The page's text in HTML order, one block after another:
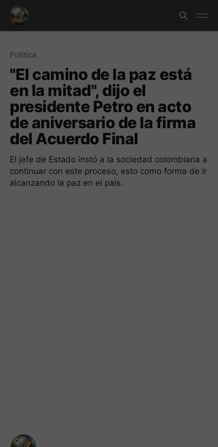
Política
"El camino de la paz está
en la mitad", dijo el
presidente Petro en acto
de aniversario de la firma
del Acuerdo Final
El jefe de Estado instó a la sociedad colombiana a
continuar con este proceso, esto como forma de ir
alcanzando la paz en el país.